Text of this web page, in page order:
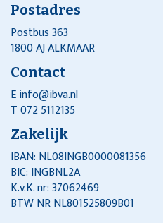
Postadres
Postbus 363
1800 AJ ALKMAAR
Contact
Einfo@ibva.nl
T 072 5112135
Zakelijk
IBAN: NL08INGB0000081356
BIC: INGBNL2A
K.v.K. nr: 37062469
BTW NR NL801525809B01